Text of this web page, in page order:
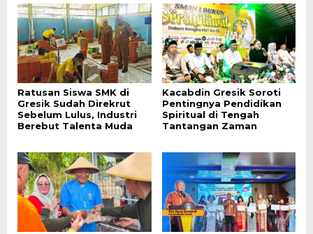
Ratusan Siswa SMK di
Gresik Sudah Direkrut
Sebelum Lulus, Industri
Berebut Talenta Muda
Kacabdin Gresik Soroti
Pentingnya Pendidikan
Spiritual di Tengah
Tantangan Zaman